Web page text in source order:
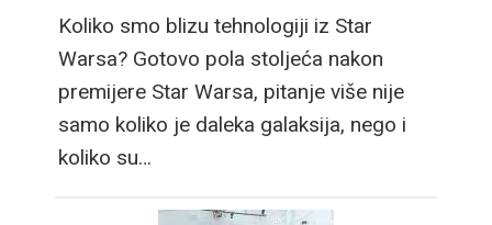
Koliko smo blizu tehnologiji iz Star
Warsa? Gotovo pola stoljeća nakon
premijere Star Warsa, pitanje više nije
samo koliko je daleka galaksija, nego i
koliko su…